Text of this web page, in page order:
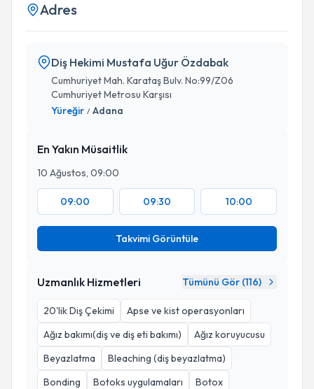
Adres
Diş Hekimi Mustafa Uğur Özdabak
Cumhuriyet Mah. Karataş Bulv. No:99/Z06
Cumhuriyet Metrosu Karşısı
Yüreğir / Adana
En Yakın Müsaitlik
10 Ağustos, 09:00
09:00 09:30 10:00
Takvimi Görüntüle
Uzmanlık Hizmetleri Tümünü Gör (116)
20'lik Diş Çekimi
Apse ve kist operasyonları
Ağız bakımı(diş ve diş eti bakımı)
Ağız koruyucusu
Beyazlatma
Bleaching (diş beyazlatma)
Bonding
Botoks uygulamaları
Botox